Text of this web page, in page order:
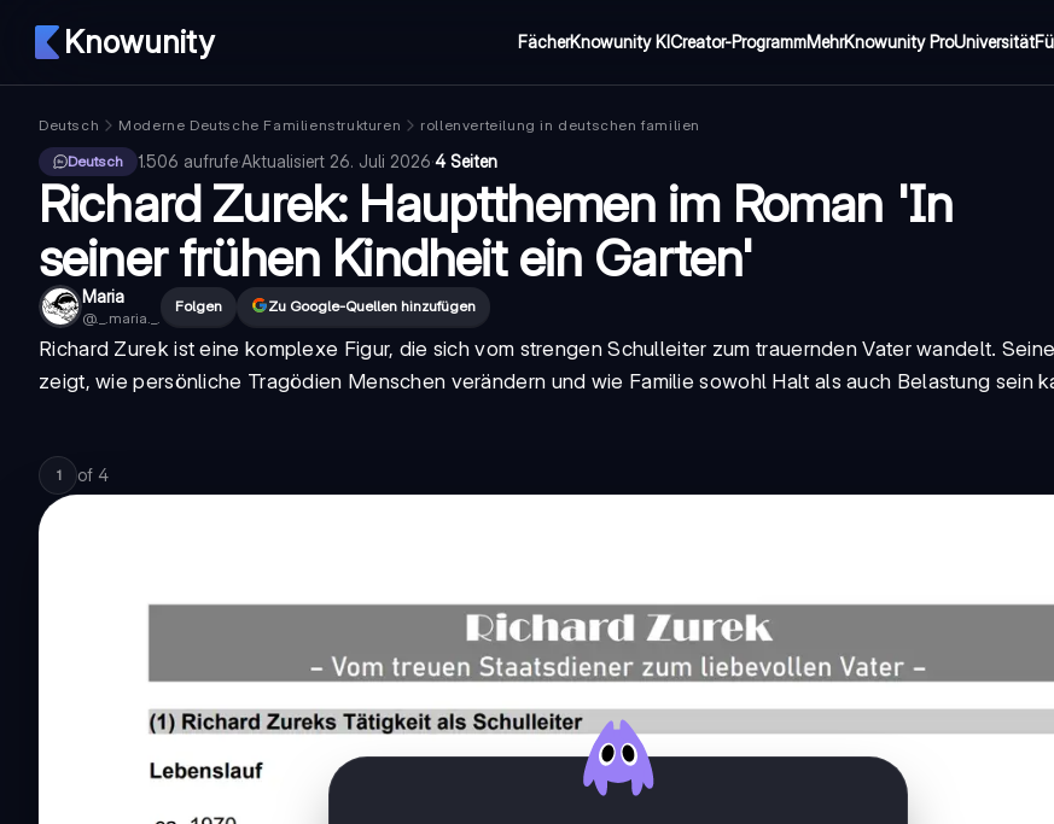
Knowunity FächerKnowunity KICreator-ProgrammMehrKnowunity ProUniversität
Deutsch Moderne Deutsche Familienstrukturen
rollenverteilung in deutschen familien
Deutsch
1.506 aufrufe·Aktualisiert 26. Juli 2026·4 Seiten
Richard Zurek: Hauptthemen im Roman 'In
seiner frühen Kindheit ein Garten'
Maria
@._.maria._.
Folgen Zu Google-Quellen hinzufügen
Richard Zurek ist eine komplexe Figur, die sich vom strengen Schulleiter zum trauernden Vater wandelt.
zeigt, wie persönliche Tragödien Menschen verändern und wie Familie sowohl Halt als auch Belastung sein
1 of 4